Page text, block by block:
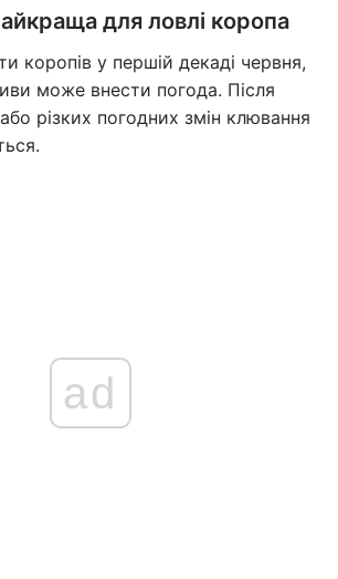
для ловлі коропа
коропів у першій декаді червня,
може внести погода. Після
різких погодних змін клювання
ad